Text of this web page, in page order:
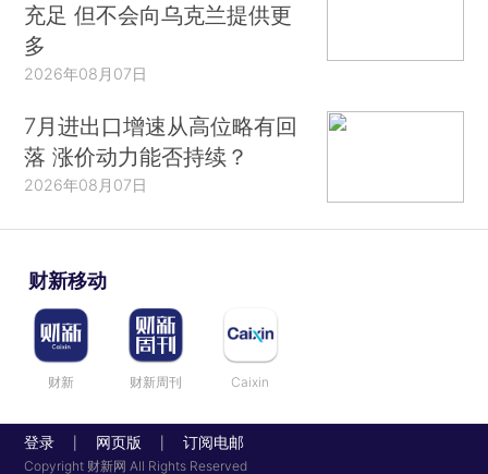
充足 但不会向乌克兰提供更
多
2026年08月07日
7月进出口增速从高位略有回
落 涨价动力能否持续？
2026年08月07日
财新移动
财新 财新周刊 Caixin
登录 网页版 订阅电邮
Copyright 财新网 All Rights Reserved